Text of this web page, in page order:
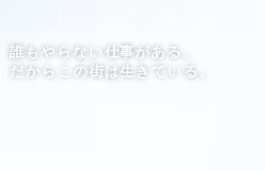
誰もやらない仕事がある。
だからこの街は生きている。